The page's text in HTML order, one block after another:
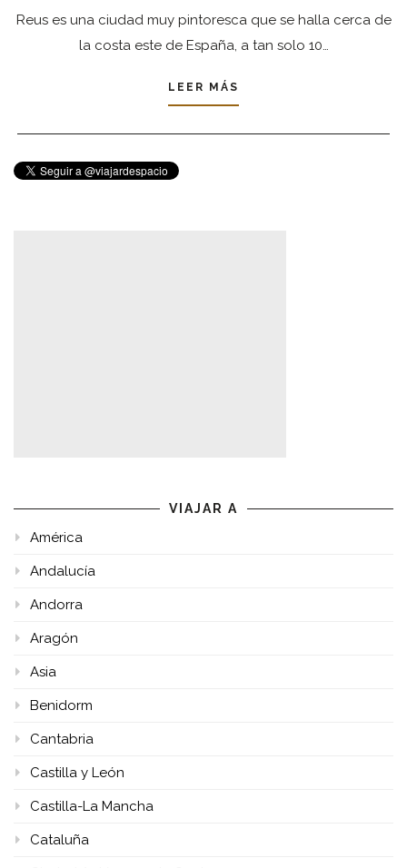
Reus es una ciudad muy pintoresca que se halla cerca de
la costa este de España, a tan solo 10…
LEER MÁS
VIAJAR A
América
Andalucía
Andorra
Aragón
Asia
Benidorm
Cantabria
Castilla y León
Castilla-La Mancha
Cataluña